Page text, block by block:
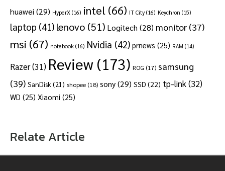
huawei (29) HyperX (16) intel (66) IT City (16) Keychron (15)
laptop (41) lenovo (51) Logitech (28) monitor (37)
msi (67) notebook (16) Nvidia (42) prnews (25) RAM (14)
Razer(31) Review (173) ROG (17) samsung
(39) SanDisk (21) shopee (18) sony(29) SSD (22) tp-link(32)
WD (25) Xiaomi (25)
Relate Article